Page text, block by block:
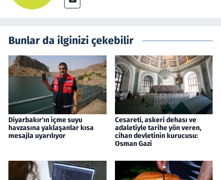
Bunlar da ilginizi çekebilir
Diyarbakır'ın içme suyu
havzasına yaklaşanlar kısa
mesajla uyarılıyor
Cesareti, askeri dehası ve
adaletiyle tarihe yön veren,
cihan devletinin kurucusu:
Osman Gazi